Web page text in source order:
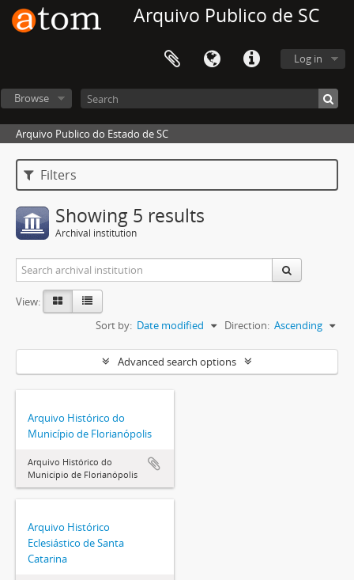
Arquivo Publico de SC
Log in
Browse
Arquivo Publico do Estado de SC
Filters
Showing 5 results
Archival institution
View:
Sort by: Date modified Direction: Ascending
Advanced search options
Arquivo Histórico do
Município de Florianópolis
Arquivo Histórico do
Município de Florianópolis
Arquivo Histórico
Eclesiástico de Santa
Catarina